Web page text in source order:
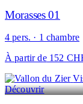
Morasses 01
4 pers. · 1 chambre
À partir de152
Découvrir